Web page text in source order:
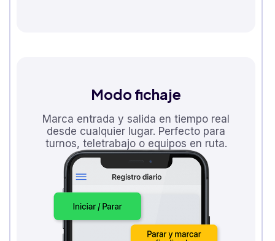
Modo fichaje
Marca entrada y salida en tiempo real
desde cualquier lugar. Perfecto para
turnos, teletrabajo o equipos en ruta.